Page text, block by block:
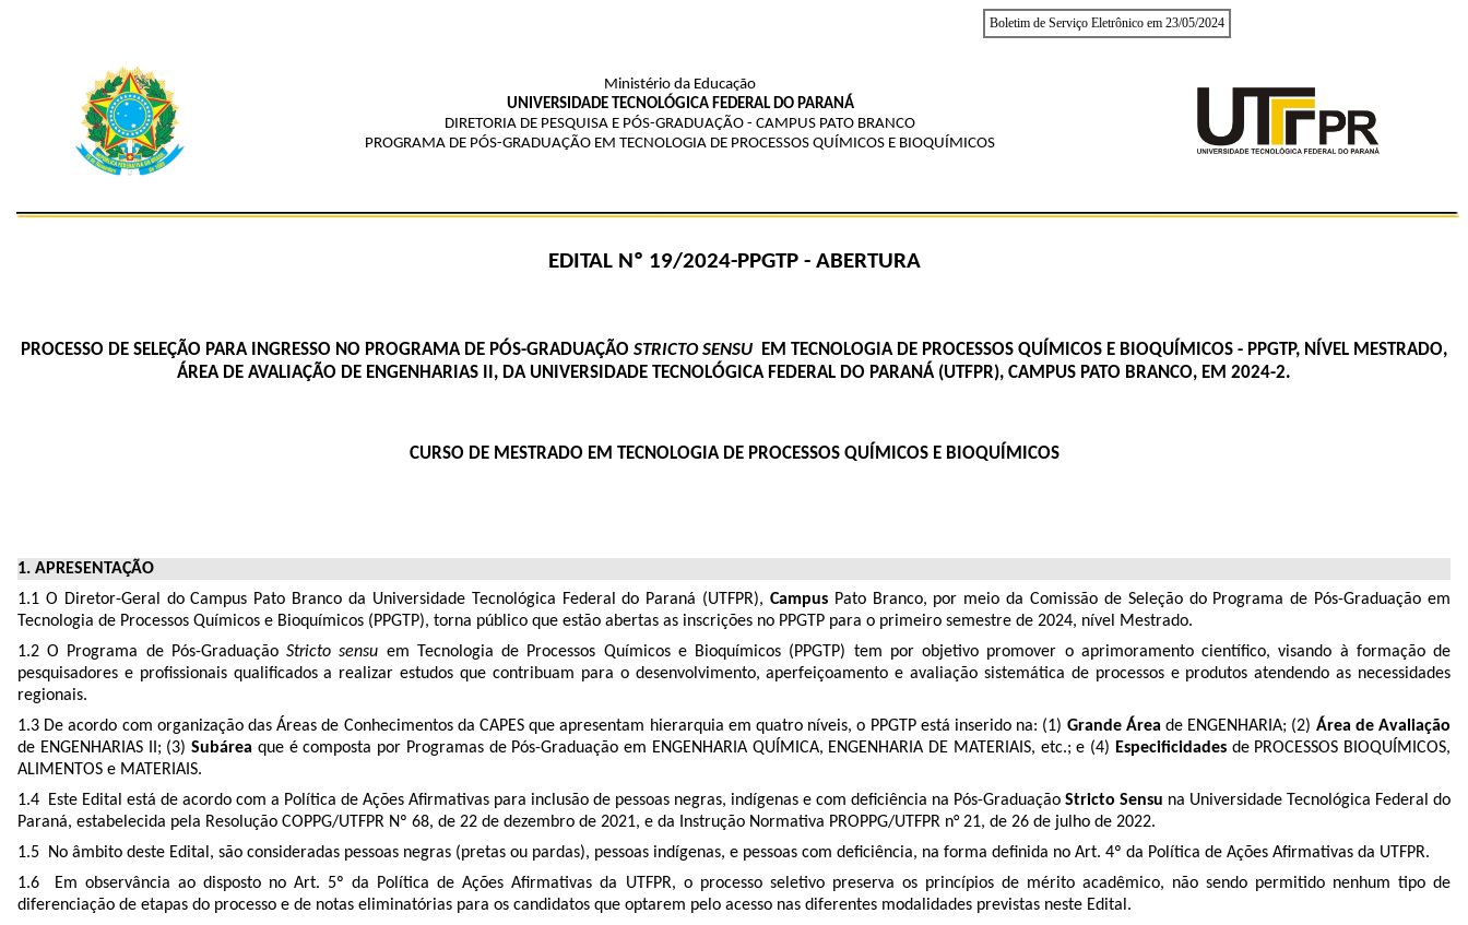
Boletim de Serviço Eletrônico em 23/05/2024
Ministério da Educação
UNIVERSIDADE TECNOLÓGICA FEDERAL DO PARANÁ
DIRETORIA DE PESQUISA E PÓS-GRADUAÇÃO - CAMPUS PATO BRANCO
PROGRAMA DE PÓS-GRADUAÇÃO EM TECNOLOGIA DE PROCESSOS QUÍMICOS E BIOQUÍMICOS
EDITAL Nº 19/2024-PPGTP - ABERTURA
PROCESSO DE SELEÇÃO PARA INGRESSO NO PROGRAMA DE PÓS-GRADUAÇÃO STRICTO SENSU
EM TECNOLOGIA DE PROCESSOS QUÍMICOS E BIOQUÍMICOS - PPGTP, NÍVEL MESTRADO,
ÁREA DE AVALIAÇÃO DE ENGENHARIAS II, DA UNIVERSIDADE TECNOLÓGICA FEDERAL DO PARANÁ (UTFPR), CAMPUS PATO BRANCO, EM 2024-2.
CURSO DE MESTRADO EM TECNOLOGIA DE PROCESSOS QUÍMICOS E BIOQUÍMICOS
1. APRESENTAÇÃO
1.1 O Diretor-Geral do Campus Pato Branco da Universidade Tecnológica Federal do Paraná (UTFPR), CampusPato Branco, por meio da Comissão de Seleção do Programa de Pós-Graduação em
Tecnologia de Processos Químicos e Bioquímicos (PPGTP), torna público que estão abertas as inscrições no PPGTP para o primeiro semestre de 2024, nível Mestrado.
1.2 O Programa de Pós-GraduaçãoStricto sensu em Tecnologia de Processos Químicos e Bioquímicos (PPGTP) tem por objetivo promover o aprimoramento científico, visando à formação de
pesquisadores e profissionais qualificados a realizar estudos que contribuam para o desenvolvimento, aperfeiçoamento e avaliação sistemática de processos e produtos atendendo as necessidades
regionais.
1.3 De acordo com organização das Áreas de Conhecimentos da CAPES que apresentam hierarquia em quatro níveis, o PPGTP está inserido na: (1) Grande Áreade ENGENHARIA; (2) Área de Avaliação
de ENGENHARIAS II; (3) Subárea que é composta por Programas de Pós-Graduação em ENGENHARIA QUÍMICA, ENGENHARIA DE MATERIAIS, etc.; e (4) Especificidades de PROCESSOS BIOQUÍMICOS,
ALIMENTOS e MATERIAIS.
1.4 Este Edital está de acordo com a Política de Ações Aﬁrmativas para inclusão de pessoas negras, indígenas e com deﬁciência na Pós-Graduação Stricto Sensu na Universidade Tecnológica Federal do
Paraná, estabelecida pela Resolução COPPG/UTFPR Nº 68, de 22 de dezembro de 2021, e da Instrução Normativa PROPPG/UTFPR n° 21, de 26 de julho de 2022.
1.5 No âmbito deste Edital, são consideradas pessoas negras (pretas ou pardas), pessoas indígenas, e pessoas com deﬁciência, na forma deﬁnida no Art. 4º da Política de Ações Aﬁrmativas da UTFPR.
1.6 Em observância ao disposto no Art. 5º da Política de Ações Aﬁrmativas da UTFPR, o processo seletivo preserva os princípios de mérito acadêmico, não sendo permitido nenhum tipo de
diferenciação de etapas do processo e de notas eliminatórias para os candidatos que optarem pelo acesso nas diferentes modalidades previstas neste Edital.